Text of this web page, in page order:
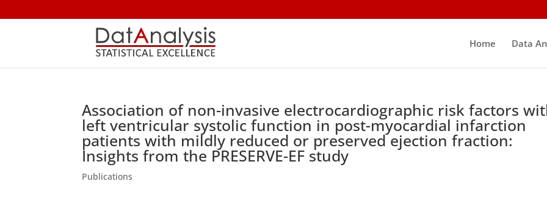
Home Data
Association of non-invasive electrocardiographic risk factors
left ventricular systolic function in post-myocardial infarction
patients with mildly reduced or preserved ejection fraction:
Insights from the PRESERVE-EF study
Publications